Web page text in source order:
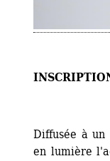
Diffusée à
en lumière